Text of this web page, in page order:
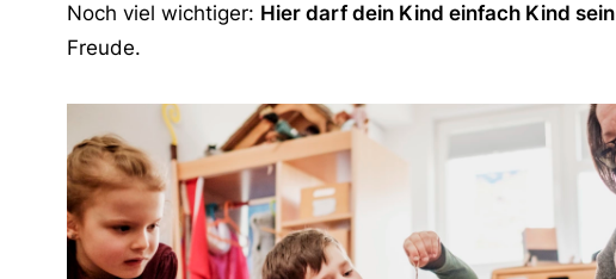
Noch viel wichtiger: Hier darf dein Kind einfach Kind sein
Freude.